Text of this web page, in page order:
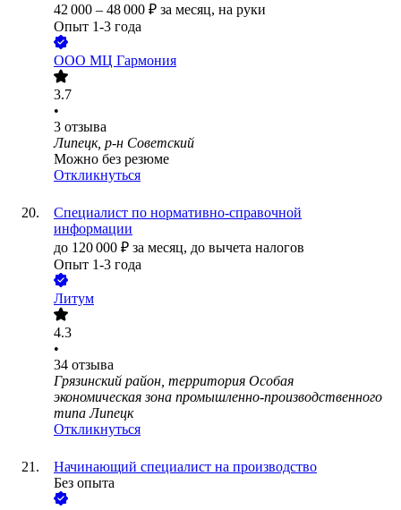
42 000 – 48 000 ₽ за месяц, на руки
Опыт 1-3 года
ООО МЦ Гармония
3.7
•
3 отзыва
Липецк, р-н Советский
Можно без резюме
Откликнуться
Специалист по нормативно-справочной
информации
до 120 000 ₽ за месяц, до вычета налогов
Опыт 1-3 года
Литум
4.3
•
34 отзыва
Грязинский район, территория Особая
экономическая зона промышленно-производственного
типа Липецк
Откликнуться
Начинающий специалист на производство
Без опыта